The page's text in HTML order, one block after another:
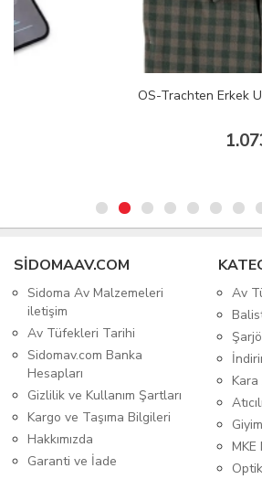
OS-Trachten Erkek Uzun Kollu
1.073,29 TL
SIDOMAAV.COM
Sidoma Av Malzemeleri
iletişim
Av Tüfekleri Tarihi
Sidomav.com Banka
Hesapları
Gizlilik ve Kullanım Şartları
Kargo ve Taşıma Bilgileri
Hakkımızda
Garanti ve İade
Av
Kara
MKE